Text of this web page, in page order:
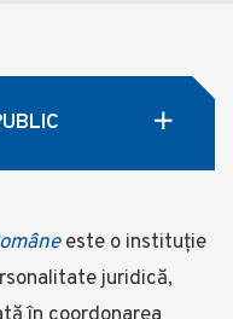
este o instituție
juridică,